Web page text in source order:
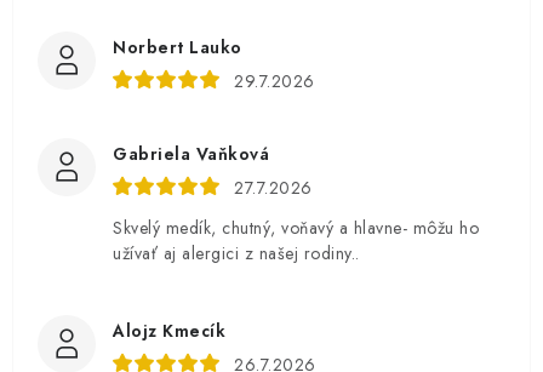
Norbert Lauko
29.7.2026
Gabriela Vaňková
27.7.2026
Skvelý medík, chutný, voňavý a hlavne- môžu ho
užívať aj alergici z našej rodiny..
Alojz Kmecík
26.7.2026